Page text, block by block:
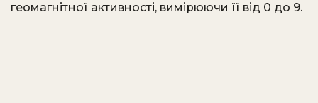
геомагнітної активності, вимірюючи її від 0 до 9.